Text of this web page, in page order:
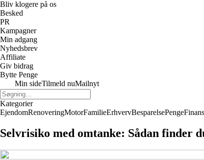
Bliv klogere på os
Besked
PR
Kampagner
Min adgang
Nyhedsbrev
Affiliate
Giv bidrag
Bytte Penge
Min sideTilmeld nuMailnyt
Kategorier
EjendomRenoveringMotorFamilieErhvervBesparelsePengeFinans
Selvrisiko med omtanke: Sådan finder